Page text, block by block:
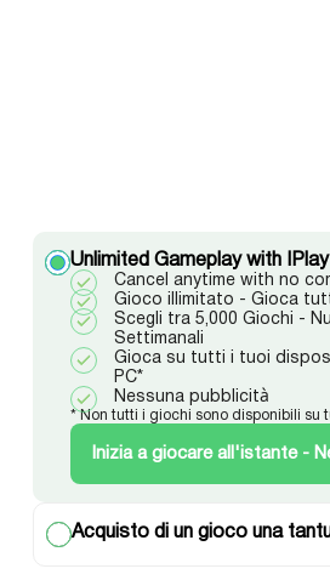
Unlimited Gameplay with
Cancel anytime with no
Gioco illimitato - Gioca
Scegli tra 5,000 Giochi -
Settimanali
Gioca su tutti i tuoi
PC*
Nessuna pubblicità
* Non tutti i giochi sono disponibili su
Inizia a giocare all'istante -
Acquisto di un gioco una